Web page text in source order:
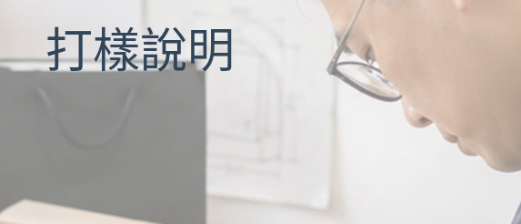
打樣說明